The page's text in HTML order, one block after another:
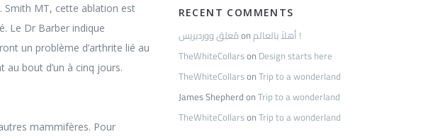
Smith MT, cette ablation est
Le Dr Barber indique
un problème d’arthrite lié au
bout d’un à cinq jours.
mammifères. Pour
RECENT COMMENTS
مُعلِق ووردبريسon
أهلاً بالعالم !
TheWhiteCollarson Design starts here
TheWhiteCollarsonTrip to a wonderland
James ShepherdonTrip to a wonderland
TheWhiteCollarsonTrip to a wonderland